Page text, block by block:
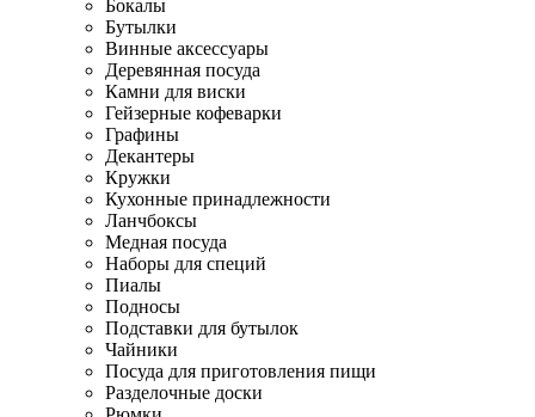
Бокалы
Бутылки
Винные аксессуары
Деревянная посуда
Камни для виски
Гейзерные кофеварки
Графины
Декантеры
Кружки
Кухонные принадлежности
Ланчбоксы
Медная посуда
Наборы для специй
Пиалы
Подносы
Подставки для бутылок
Чайники
Посуда для приготовления пищи
Разделочные доски